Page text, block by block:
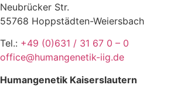
Neubrücker Str.
55768 Hoppstädten-Weiersbach
Tel.: +49 (0)631 / 31 67 0 – 0
office@humangenetik-iig.de
Humangenetik Kaiserslautern